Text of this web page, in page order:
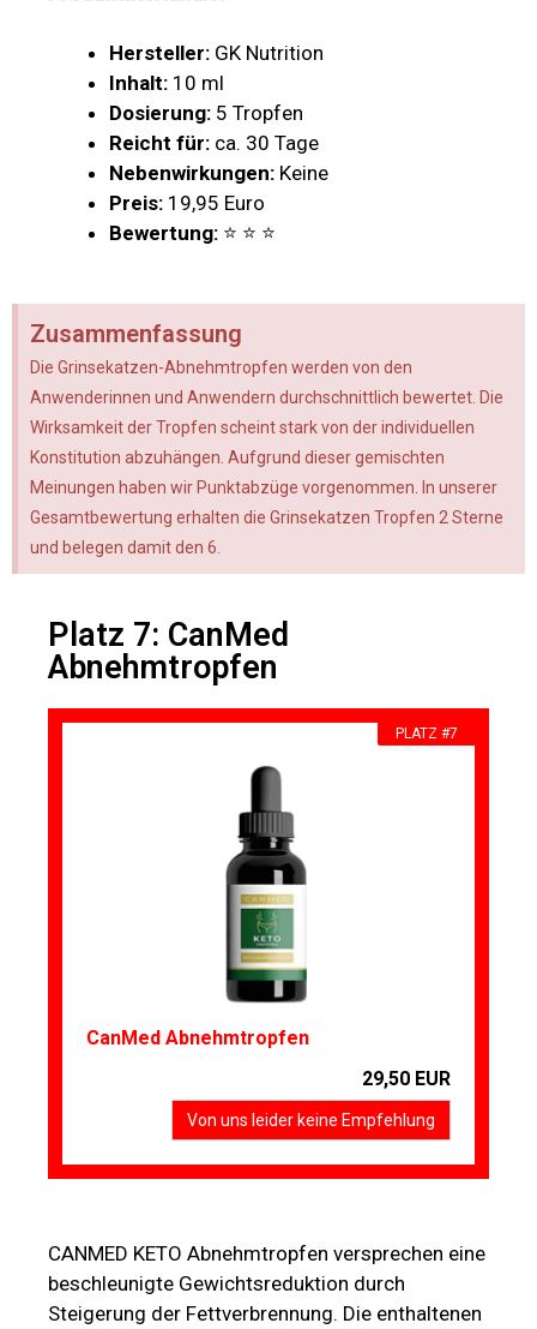
Hersteller: GK Nutrition
Inhalt: 10 ml
Dosierung: 5 Tropfen
Reicht für: ca. 30 Tage
Nebenwirkungen: Keine
Preis: 19,95 Euro
Bewertung: ⭐ ⭐ ⭐
Zusammenfassung
Die Grinsekatzen-Abnehmtropfen werden von den
Anwenderinnen und Anwendern durchschnittlich bewertet. Die
Wirksamkeit der Tropfen scheint stark von der individuellen
Konstitution abzuhängen. Aufgrund dieser gemischten
Meinungen haben wir Punktabzüge vorgenommen. In unserer
Gesamtbewertung erhalten die Grinsekatzen Tropfen 2 Sterne
und belegen damit den 6.
Platz 7: CanMed
Abnehmtropfen
PLATZ #7
CanMed Abnehmtropfen
29,50 EUR
Von uns leider keine Empfehlung
CANMED KETO Abnehmtropfen versprechen eine
beschleunigte Gewichtsreduktion durch
Steigerung der Fettverbrennung. Die enthaltenen